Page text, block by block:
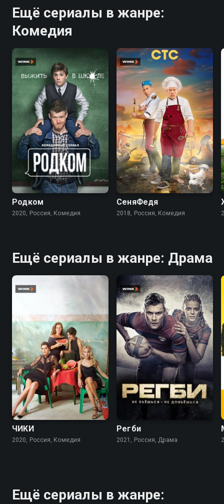
Ещё сериалы в жанре:
Комедия
7.9
Родком
2020, Россия, Комедия
7.1 5.4
СеняФедя
2018, Россия, Комедия
Ещё сериалы в жанре: Драма
7.7 7.6
ЧИКИ
2020, Россия, Комедия
8.3 7.7
Регби
2021, Россия, Драма
Ещё сериалы в жанре: